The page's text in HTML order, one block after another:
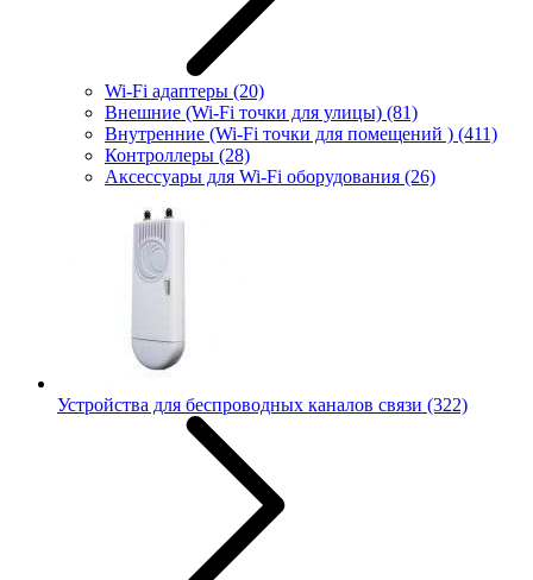
Wi-Fi адаптеры (20)
Внешние (Wi-Fi точки для улицы) (81)
Внутренние (Wi-Fi точки для помещений ) (411)
Контроллеры (28)
Аксессуары для Wi-Fi оборудования (26)
Устройства для беспроводных каналов связи (322)